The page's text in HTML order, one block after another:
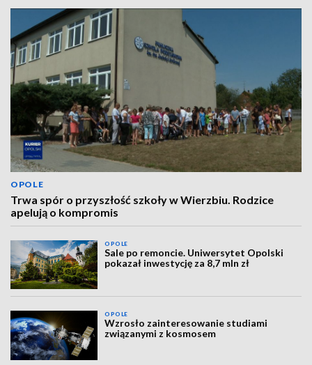
OPOLE
Trwa spór o przyszłość szkoły w Wierzbiu. Rodzice
apelują o kompromis
OPOLE
Sale po remoncie. Uniwersytet Opolski
pokazał inwestycję za 8,7 mln zł
OPOLE
Wzrosło zainteresowanie studiami
związanymi z kosmosem